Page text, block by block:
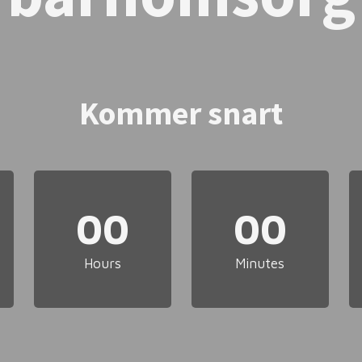
Kommer snart
00
Hours
00
Minutes